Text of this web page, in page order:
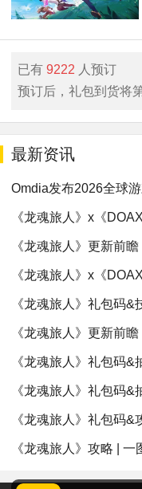
已有9222 人预订
预订后，礼包到货将
最新资讯
《龙魂旅人》攻略 |